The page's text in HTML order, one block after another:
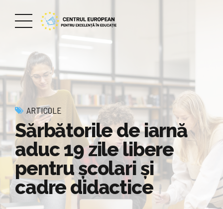
ARTICOLE
Sărbătorile de iarnă
aduc 19 zile libere
pentru școlari și
cadre didactice